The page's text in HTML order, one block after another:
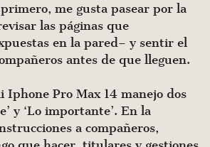
me gusta pasear por la
las páginas que
en la pared– y sentir el
antes de que lleguen.
Iphone Pro Max 14 manejo dos
y ‘Lo importante’. En la
a compañeros,